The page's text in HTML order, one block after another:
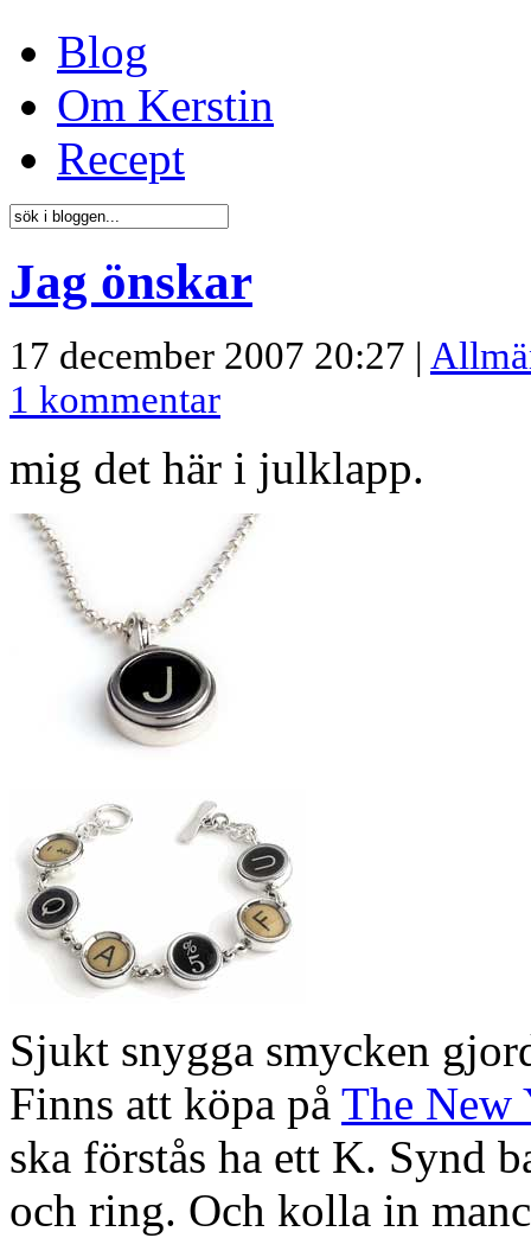
Blog
Om Kerstin
Recept
Jag önskar
17 december 2007 20:27 |
1 kommentar
mig det här i julklapp.
Sjukt snygga smycken
Finns att köpa på The New
ska förstås ha ett K. Synd
och ring. Och kolla in